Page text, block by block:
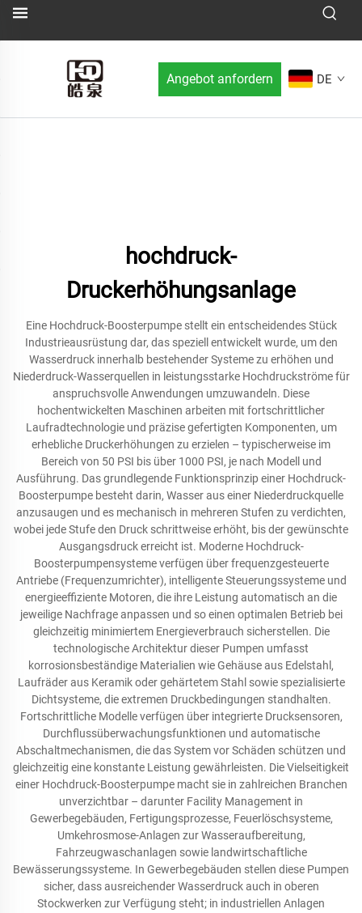
Angebot anfordern DE
hochdruck-
Druckerhöhungsanlage
Eine Hochdruck-Boosterpumpe stellt ein entscheidendes Stück
Industrieausrüstung dar, das speziell entwickelt wurde, um den
Wasserdruck innerhalb bestehender Systeme zu erhöhen und
Niederdruck-Wasserquellen in leistungsstarke Hochdruckströme für
anspruchsvolle Anwendungen umzuwandeln. Diese
hochentwickelten Maschinen arbeiten mit fortschrittlicher
Laufradtechnologie und präzise gefertigten Komponenten, um
erhebliche Druckerhöhungen zu erzielen – typischerweise im
Bereich von 50 PSI bis über 1000 PSI, je nach Modell und
Ausführung. Das grundlegende Funktionsprinzip einer Hochdruck-
Boosterpumpe besteht darin, Wasser aus einer Niederdruckquelle
anzusaugen und es mechanisch in mehreren Stufen zu verdichten,
wobei jede Stufe den Druck schrittweise erhöht, bis der gewünschte
Ausgangsdruck erreicht ist. Moderne Hochdruck-
Boosterpumpensysteme verfügen über frequenzgesteuerte
Antriebe (Frequenzumrichter), intelligente Steuerungssysteme und
energieeffiziente Motoren, die ihre Leistung automatisch an die
jeweilige Nachfrage anpassen und so einen optimalen Betrieb bei
gleichzeitig minimiertem Energieverbrauch sicherstellen. Die
technologische Architektur dieser Pumpen umfasst
korrosionsbeständige Materialien wie Gehäuse aus Edelstahl,
Laufräder aus Keramik oder gehärtetem Stahl sowie spezialisierte
Dichtsysteme, die extremen Druckbedingungen standhalten.
Fortschrittliche Modelle verfügen über integrierte Drucksensoren,
Durchflussüberwachungsfunktionen und automatische
Abschaltmechanismen, die das System vor Schäden schützen und
gleichzeitig eine konstante Leistung gewährleisten. Die Vielseitigkeit
einer Hochdruck-Boosterpumpe macht sie in zahlreichen Branchen
unverzichtbar – darunter Facility Management in
Gewerbegebäuden, Fertigungsprozesse, Feuerlöschsysteme,
Umkehrosmose-Anlagen zur Wasseraufbereitung,
Fahrzeugwaschanlagen sowie landwirtschaftliche
Bewässerungssysteme. In Gewerbegebäuden stellen diese Pumpen
sicher, dass ausreichender Wasserdruck auch in oberen
Stockwerken zur Verfügung steht; in industriellen Anlagen